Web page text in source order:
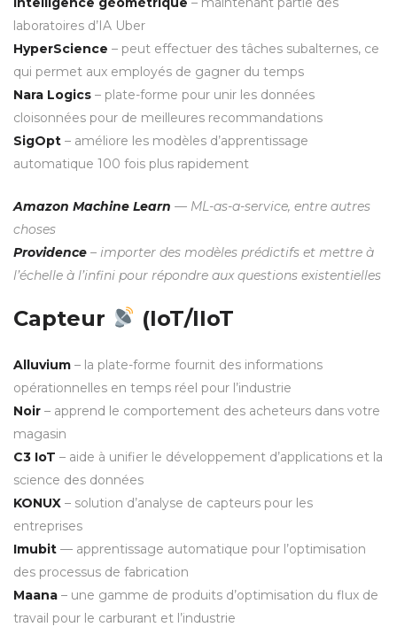
laboratoires d’IA Uber
HyperScience – peut effectuer des tâches subalternes, ce
qui permet aux employés de gagner du temps
Nara Logics – plate-forme pour unir les données
cloisonnées pour de meilleures recommandations
SigOpt – améliore les modèles d’apprentissage
automatique 100 fois plus rapidement
Amazon Machine Learn — ML-as-a-service, entre autres
choses
Providence – importer des modèles prédictifs et mettre à
l’échelle à l’infini pour répondre aux questions existentielles
Capteur (IoT/IIoT
Alluvium – la plate-forme fournit des informations
opérationnelles en temps réel pour l’industrie
Noir – apprend le comportement des acheteurs dans votre
magasin
C3 IoT – aide à unifier le développement d’applications et la
science des données
KONUX – solution d’analyse de capteurs pour les
entreprises
Imubit — apprentissage automatique pour l’optimisation
des processus de fabrication
Maana – une gamme de produits d’optimisation du flux de
travail pour le carburant et l’industrie